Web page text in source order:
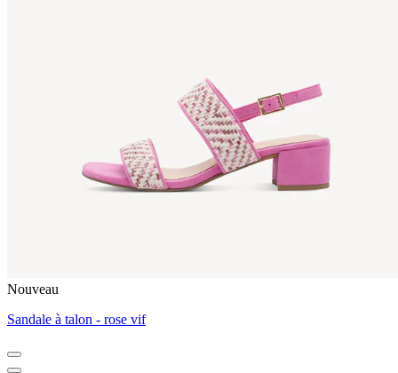
Nouveau
Sandale à talon - rose vif